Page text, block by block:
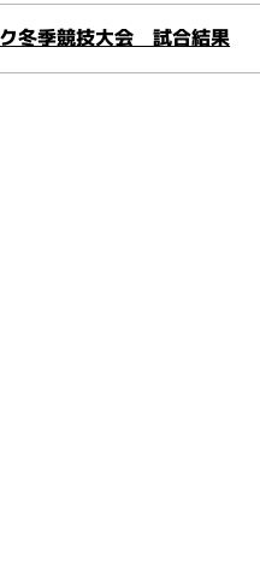
ク冬季競技大会 試合結果